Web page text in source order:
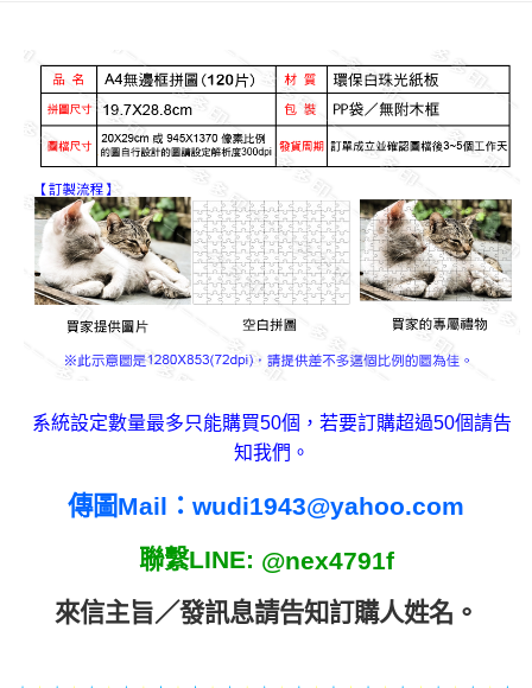
權轉讓予恩沛科技股份有限公司。
２．關於個人資料處理事宜，請瀏覽以下網址：
https://aftee.tw/terms/#terms3
３．未成年的使用者請事先徵得法定代理人或監護人之同意方可使用
「AFTEE先享後付」，若未經同意申辦者引起之損失，本公司不負相關責
任。
４．使用「AFTEE先享後付」時，將依據個別帳號之用戶狀況，依本公司即
時審查核予不同之上限額度；若仍有額度不足之情形，本公司將視審查結果
請求用戶進行身份認證。
５．嚴禁一人註冊多個帳號或使用他人資訊註冊。若發現惡意使用之情形，
恩沛科技股份有限公司將有權停止該用戶之使用額度並採取法律行動。
郵寄
每筆NT$100
系統設定數量最多只能購買50個，若要訂購超過50個請告
知我們。
傳圖Mail： wudi1943@yahoo.com
聯繫LINE: @nex4791f
來信主旨／發訊息請告知訂購人姓名 。